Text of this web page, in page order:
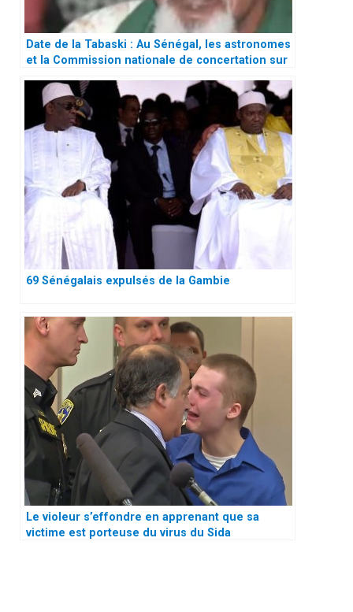
Date de la Tabaski : Au Sénégal, les astronomes
et la Commission nationale de concertation sur
69 Sénégalais expulsés de la Gambie
Le violeur s’effondre en apprenant que sa
victime est porteuse du virus du Sida